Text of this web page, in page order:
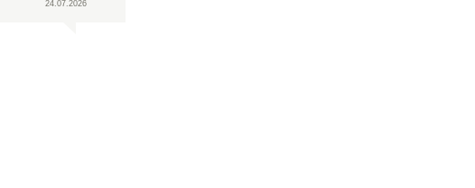
24.07.2026